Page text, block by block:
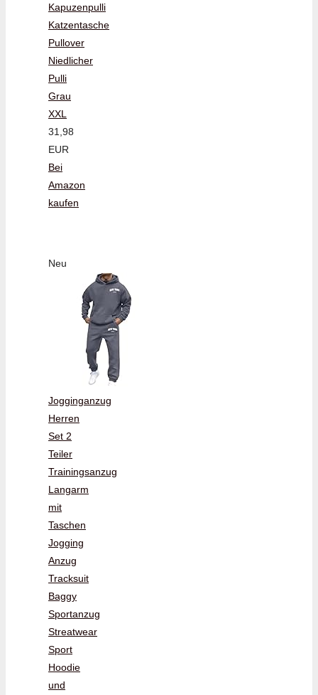
Kapuzenpulli
Katzentasche
Pullover
Niedlicher
Pulli
Grau
XXL
31,98
EUR
Bei
Amazon
kaufen
Neu
Jogginganzug
Herren
Set 2
Teiler
Trainingsanzug
Langarm
mit
Taschen
Jogging
Anzug
Tracksuit
Baggy
Sportanzug
Streatwear
Sport
Hoodie
und